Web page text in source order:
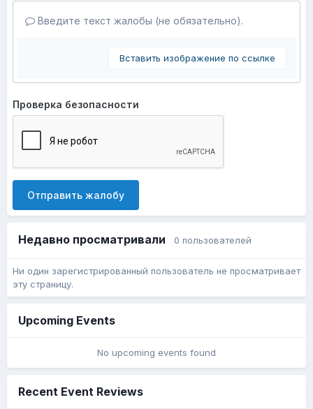
Введите текст жалобы (не обязательно).
Вставить изображение по ссылке
Проверка безопасности
Отправить жалобу
Недавно просматривали 0 пользователей
Ни один зарегистрированный пользователь не просматривает
эту страницу.
Upcoming Events
No upcoming events found
Recent Event Reviews